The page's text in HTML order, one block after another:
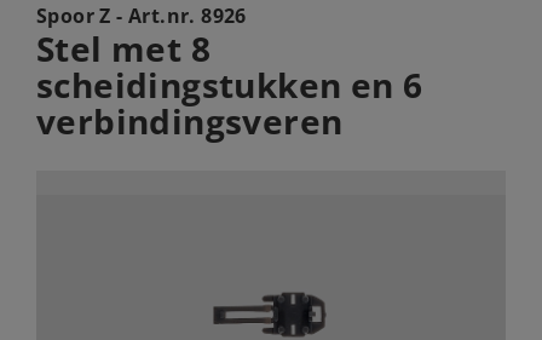
Spoor Z - Art.nr.8926
Stel met 8
scheidingstukken en 6
verbindingsveren